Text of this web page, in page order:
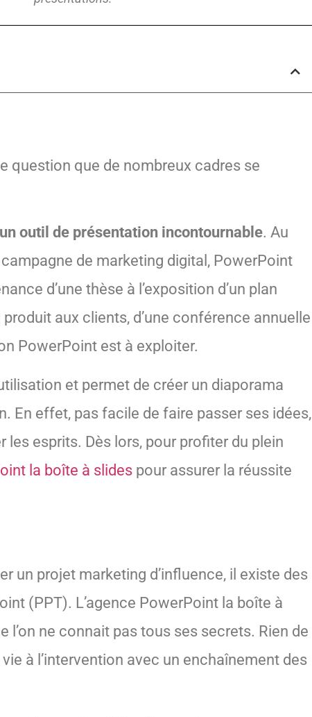
question que de nombreux cadres se
outil de présentation incontournable. Au
de marketing digital, PowerPoint
d’une thèse à l’exposition d’un plan
aux clients, d’une conférence annuelle
PowerPoint est à exploiter.
et permet de créer un diaporama
En effet, pas facile de faire passer ses idées,
les esprits. Dès lors, pour profiter du plein
la boîte à slides pour assurer la réussite
un projet marketing d’influence, il existe des
(PPT). L’agence PowerPoint la boîte à
l’on ne connait pas tous ses secrets. Rien de
à l’intervention avec un enchaînement des